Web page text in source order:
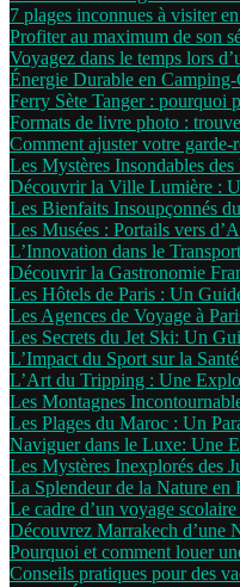
7 plages inconnues à visiter
Profiter au maximum de son
Voyagez dans le temps lors
Énergie Durable en
Ferry Sète Tanger : pourquoi
Formats de livre photo :
Comment ajuster votre
Les Mystères Insondables
Découvrir la Ville Lumière :
Les Bienfaits Insoupçonnés
Les Musées : Portails vers
L’Innovation dans le
Découvrir la Gastronomie
Les Hôtels de Paris : Un
Les Agences de Voyage à
Les Secrets du Jet Ski: Un
L’Impact du Sport sur la
L’Art du Tripping : Une
Les Montagnes
Les Plages du Maroc : Un
Naviguer dans le Luxe: Une
Les Mystères Inexplorés des
La Splendeur de la Nature en
Le cadre d’un voyage scolaire
Découvrez Marrakech d’une
Pourquoi et comment louer
Conseils pratiques pour des